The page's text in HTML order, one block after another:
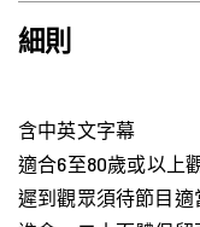
細則
含中英文字幕
適合6至80歲或以上
遲到觀眾須待節目